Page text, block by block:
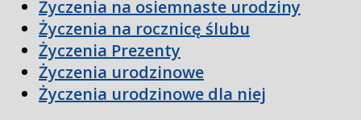
Życzenia na osiemnaste urodziny
Życzenia na rocznicę ślubu
Życzenia Prezenty
Życzenia urodzinowe
Życzenia urodzinowe dla niej